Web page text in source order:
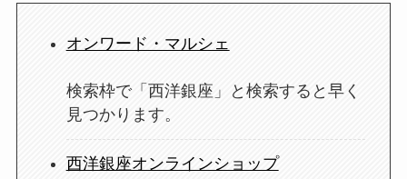
オンワード・マルシェ
検索枠で「西洋銀座」と検索すると早く
見つかります。
西洋銀座オンラインショップ